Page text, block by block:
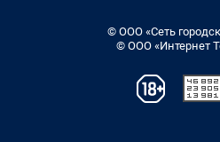
© ООО «Сеть
© ООО «Интернет